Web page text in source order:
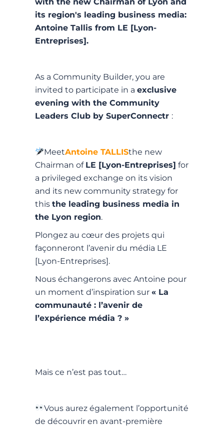
its region's leading business media:
Antoine Tallis from LE [Lyon-
Entreprises].
As a Community Builder, you are
invited to participate in a exclusive
evening with the Community
Leaders Club by SuperConnectr :
MeetAntoine TALLISthe new
Chairman of LE [Lyon-Entreprises] for
a privileged exchange on its vision
and its new community strategy for
this the leading business media in
the Lyon region.
Plongez au cœur des projets qui
façonneront l’avenir du média LE
[Lyon-Entreprises].
Nous échangerons avec Antoine pour
un moment d’inspiration sur « La
communauté : l’avenir de
l’expérience média ? »
Mais ce n’est pas tout…
Vous aurez également l’opportunité
de découvrir en avant-première